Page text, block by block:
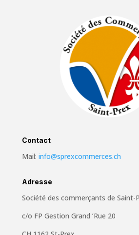
Contact
Mail: info@sprexcommerces.ch
Adresse
Société des commerçants de Saint-
c/o FP Gestion Grand ’Rue 20